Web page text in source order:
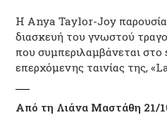
Η Anya Taylor-Joy
διασκευή του γνωστού
που συμπεριλαμβάνεται
επερχόμενης ταινίας της,
Από τη Λιάνα Μαστάθη 21/